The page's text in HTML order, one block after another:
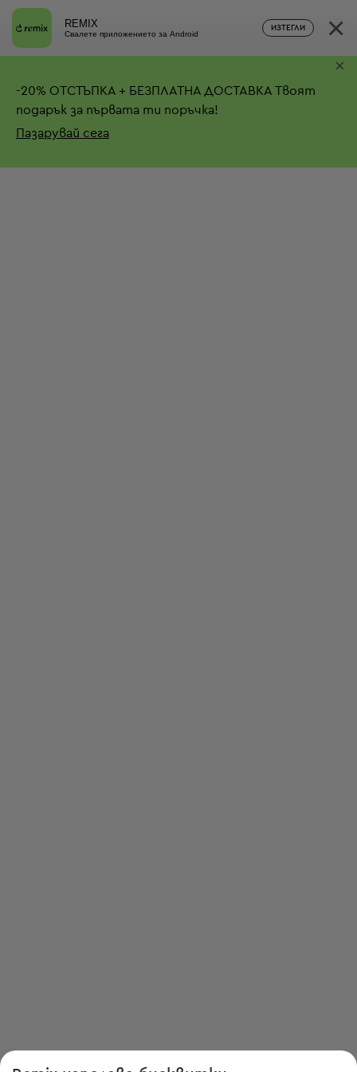
REMIX
Свалете приложението за Android
ИЗТЕГЛИ ×
-20% ОТСТЪПКА + БЕЗПЛАТНА ДОСТАВКА Твоят
подарък за първата ти поръчка!
Пазарувай сега
×